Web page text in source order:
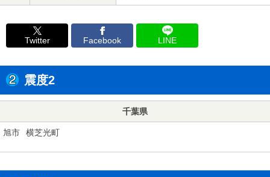
Twitter Facebook LINE
震度2
千葉県
旭市 横芝光町